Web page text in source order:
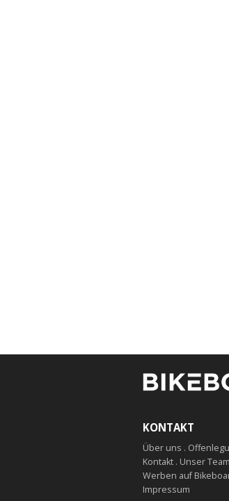
KONTAKT
Über uns .
Kontakt . Unser Team
Werben auf
Impressum